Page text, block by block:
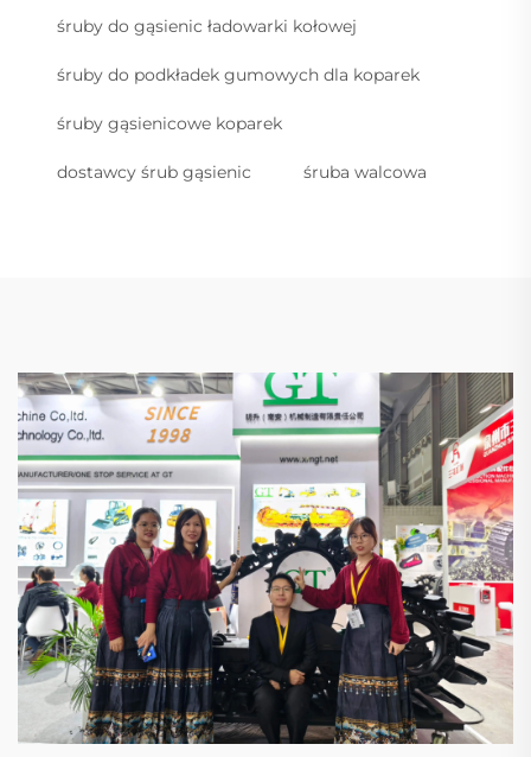
śruby do gąsienic ładowarki kołowej
śruby do podkładek gumowych dla koparek
śruby gąsienicowe koparek
dostawcy śrub gąsienic śruba walcowa